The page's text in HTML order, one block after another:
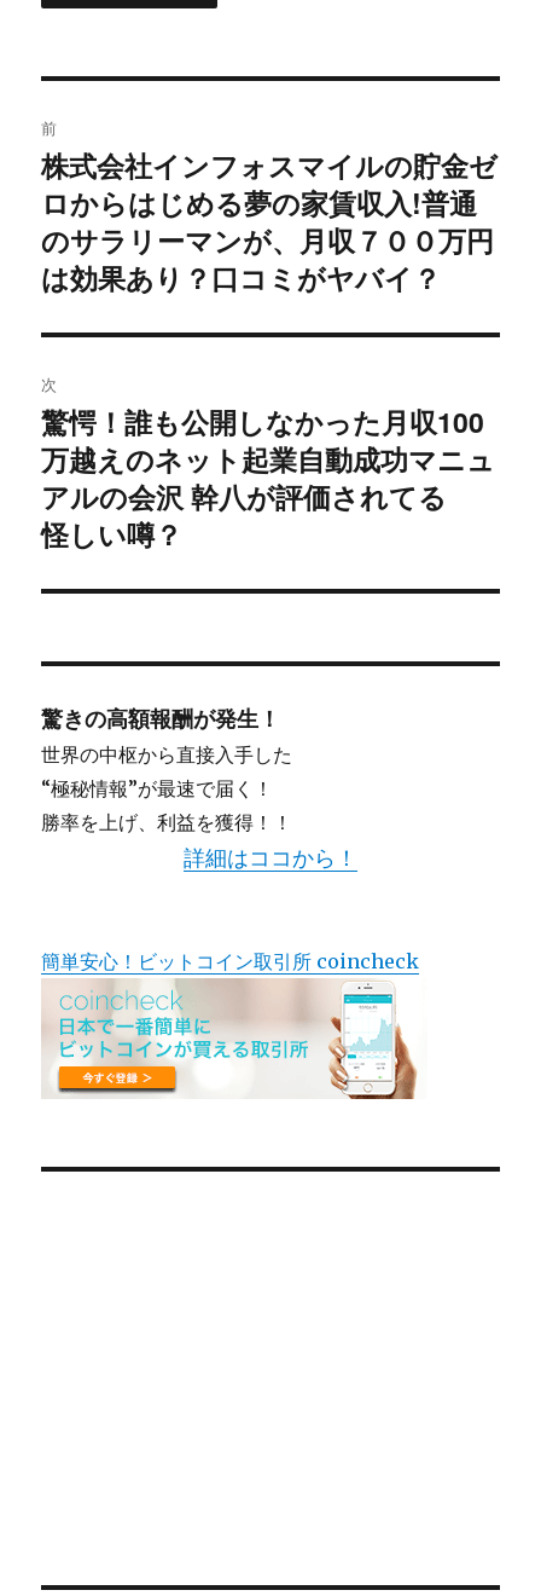
稿
ナ
ビ
シ
ョ
ン
前
過
去
の
投
稿:
株式会社インフォスマイルの貯金ゼ
ロからはじめる夢の家賃収入!普通
のサラリーマンが、月収７００万円
は効果あり？口コミがヤバイ？
次
次
の
投
稿:
驚愕！誰も公開しなかった月収100
万越えのネット起業自動成功マニュ
アルの会沢 幹八が評価されてる
怪しい噂？
驚きの高額報酬が発生！
世界の中枢から直接入手した
“極秘情報”が最速で届く！
勝率を上げ、利益を獲得！！
詳細はココから！
簡単安心！ビットコイン取引所 coincheck